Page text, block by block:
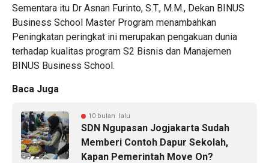
Sementara itu Dr Asnan Furinto, S.T., M.M., Dekan BINUS
Business School Master Program menambahkan
Peningkatan peringkat ini merupakan pengakuan dunia
terhadap kualitas program S2 Bisnis dan Manajemen
BINUS Business School.
Baca Juga
10 bulan lalu
SDN Ngupasan Jogjakarta Sudah
Memberi Contoh Dapur Sekolah,
Kapan Pemerintah Move On?